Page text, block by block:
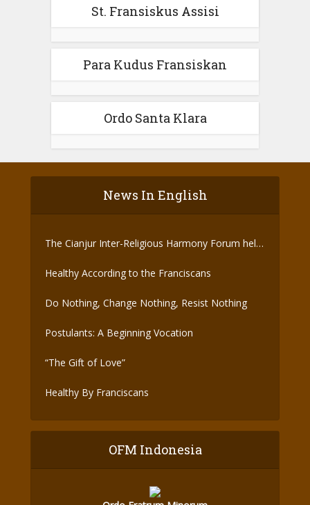
St. Fransiskus Assisi
Para Kudus Fransiskan
Ordo Santa Klara
News In English
The Cianjur Inter-Religious Harmony Forum held
Healthy According to the Franciscans
Do Nothing, Change Nothing, Resist Nothing
Postulants: A Beginning Vocation
“The Gift of Love”
Healthy By Franciscans
OFM Indonesia